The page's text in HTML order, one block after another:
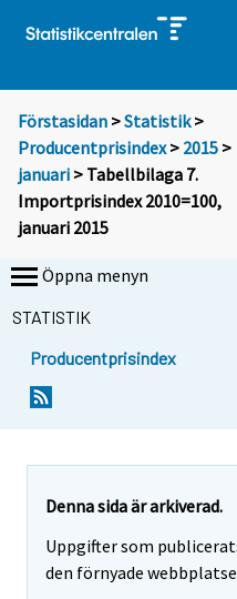
Förstasidan >Statistik >
Producentprisindex> 2015 >
januari > Tabellbilaga 7.
Importprisindex 2010=100,
januari 2015
Öppna menyn
STATISTIK
Producentprisindex
Denna sida är arkiverad.
Uppgifter som
den förnyade